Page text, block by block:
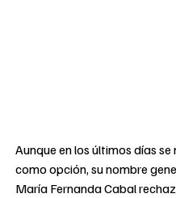
Aunque en los últimos días
como opción, su nombre
María Fernanda Cabal